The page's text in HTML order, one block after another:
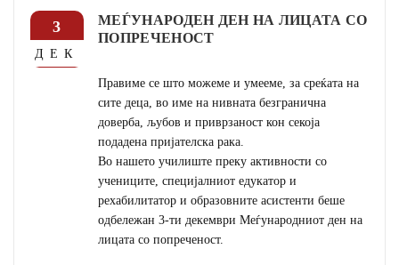
3
ДЕК
МЕЃУНАРОДЕН ДЕН НА ЛИЦАТА СО
ПОПРЕЧЕНОСТ
Правиме се што можеме и умееме, за среќата на
сите деца, во име на нивната безгранична
доверба, љубов и приврзаност кон секоја
подадена пријателска рака.
Во нашето училиште преку активности со
учениците, специјалниот едукатор и
рехабилитатор и образовните асистенти беше
одбележан 3-ти декември Меѓународниот ден на
лицата со попреченост.